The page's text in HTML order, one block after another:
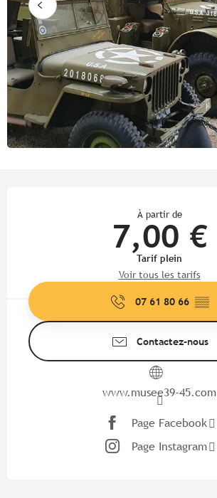
À partir de
7,00 €
Tarif plein
Voir tous les tarifs
07 61 80 66 ▒▒
Contactez-nous
www.musee39-45.com
Page Facebook
Page Instagram